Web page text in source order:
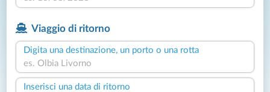
Viaggio di ritorno
Digita una destinazione, un porto o una rotta
Inserisci una data di ritorno